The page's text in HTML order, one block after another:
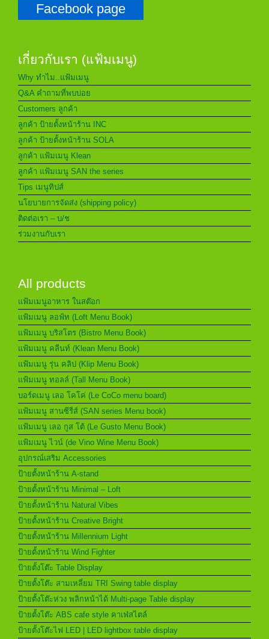
Facebook page
เกี่ยวกับเรา (แฟ้มเมนู)
Why ทำไม..แฟ้มเมนู
Q&A คำถามที่พบบ่อย
Customers ลูกค้า
ลูกค้า ป้ายตั้งหน้าร้าน INC
ลูกค้า ป้ายตั้งหน้าร้าน SOLA
ลูกค้า แฟ้มเมนู Klean
ลูกค้า แฟ้มเมนู SAN the series
Tips เมนูทิปส์
นโยบายการจัดส่ง (shipping policy)
ติดต่อเรา – บ/ช
ร่วมงานกับเรา
All products
แฟ้มเมนูอาหาร ในสต๊อก
แฟ้มเมนู ลอฟ์ท (Loft Menu Book)
แฟ้มเมนู บริสโตร (Bistro Menu Book)
แฟ้มเมนู คลีนท์ (Klean Menu Book)
แฟ้มเมนู รุ่น คลิป (Klip Menu Book)
แฟ้มเมนู ทอลล์ (Tall Menu Book)
บอร์ดเมนู เลอ โคโค่ (Le CoCo menu board)
แฟ้มเมนู สานซีรีส์ (SAN series Menu book)
แฟ้มเมนู เลอ กูส โต้ (Le Gusto Menu Book)
แฟ้มเมนู ไวน์ (de Vino Wine Menu Book)
อุปกรณ์เสริม Accessories
ป้ายตั้งหน้าร้าน A-stand
ป้ายตั้งหน้าร้าน Minimal – Loft
ป้ายตั้งหน้าร้าน Natural Vibes
ป้ายตั้งหน้าร้าน Creative Bright
ป้ายตั้งหน้าร้าน Millennium Light
ป้ายตั้งหน้าร้าน Wind Fighter
ป้ายตั้งโต๊ะ Table Display
ป้ายตั้งโต๊ะ สามเหลี่ยม TRI Swing table display
ป้ายตั้งโต๊ะห่วง พลิกหน้าได้ Multi-page Table display
ป้ายตั้งโต๊ะ ABS cafe style คาเฟ่สไตล์
ป้ายตั้งโต๊ะไฟ LED | LED lightbox table display